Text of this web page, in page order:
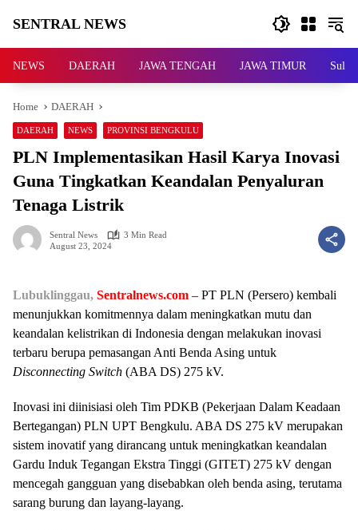
SENTRAL NEWS
NEWS
NEWS DAERAH JAWA TENGAH JAWA TIMUR
Home DAERAH
DAERAH NEWS PROVINSI BENGKULU
PLN Implementasikan Hasil Karya Inovasi
Guna Tingkatkan Keandalan Penyaluran
Tenaga Listrik
Sentral News
3 Min Read
August 23, 2024
Lubuklinggau, Sentralnews.com –PT PLN (Persero) kembali
menunjukkan komitmennya dalam meningkatkan mutu dan
keandalan kelistrikan di Indonesia dengan melakukan inovasi
terbaru berupa pemasangan Anti Benda Asing untuk
Disconnecting Switch (ABA DS) 275 kV.
Inovasi ini diinisiasi oleh Tim PDKB (Pekerjaan Dalam Keadaan
Bertegangan) PLN UPT Bengkulu. ABA DS 275 kV merupakan
sistem inovatif yang dirancang untuk meningkatkan keandalan
Gardu Induk Tegangan Ekstra Tinggi (GITET) 275 kV dengan
mencegah gangguan yang disebabkan oleh benda asing, terutama
sarang burung dan layang-layang.